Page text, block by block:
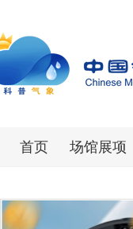
首页 场馆展项